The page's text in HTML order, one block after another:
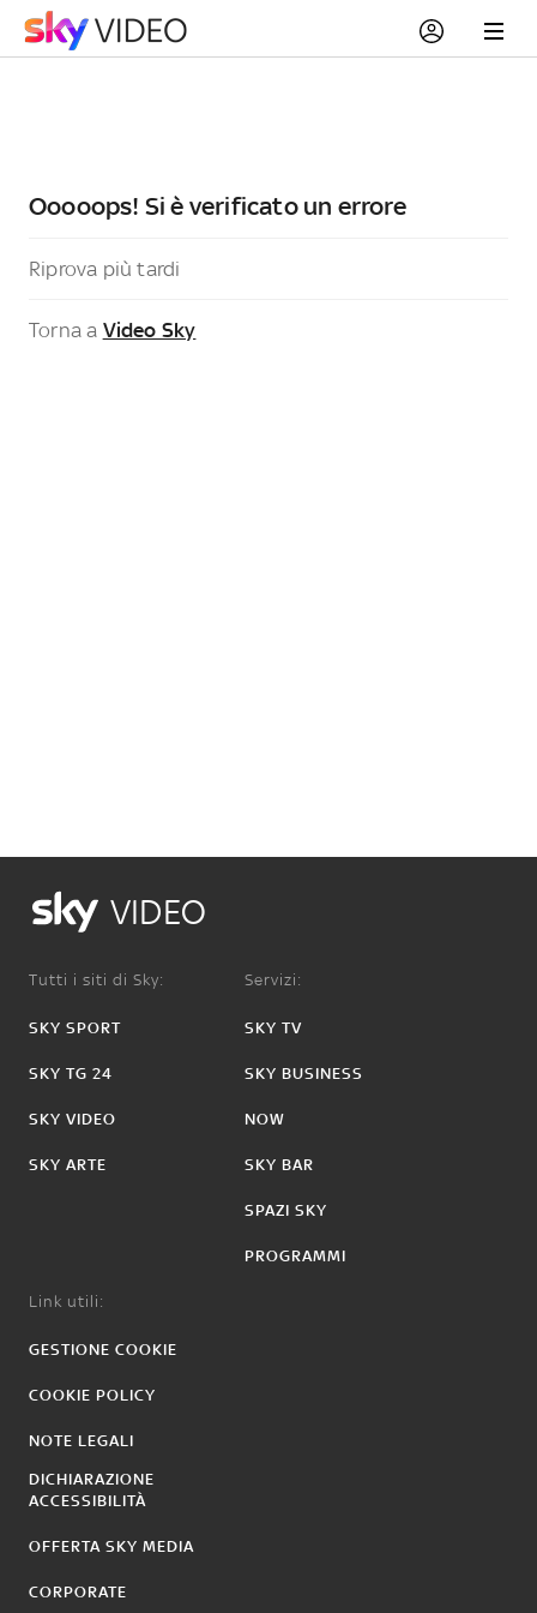
Ooooops! Si è verificato un errore
Riprova più tardi
Torna a Video Sky
VIDEO
Tutti i siti di Sky:
SKY SPORT
SKY TG 24
SKY VIDEO
SKY ARTE
Servizi:
SKY TV
SKY BUSINESS
NOW
SKY BAR
SPAZI SKY
PROGRAMMI
Link utili:
GESTIONE COOKIE
COOKIE POLICY
NOTE LEGALI
DICHIARAZIONE
ACCESSIBILITÀ
OFFERTA SKY MEDIA
CORPORATE